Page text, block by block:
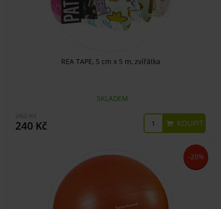
REA TAPE, 5 cm x 5 m, zvířátka
SKLADEM
240 Kč KOUPIT
-20%